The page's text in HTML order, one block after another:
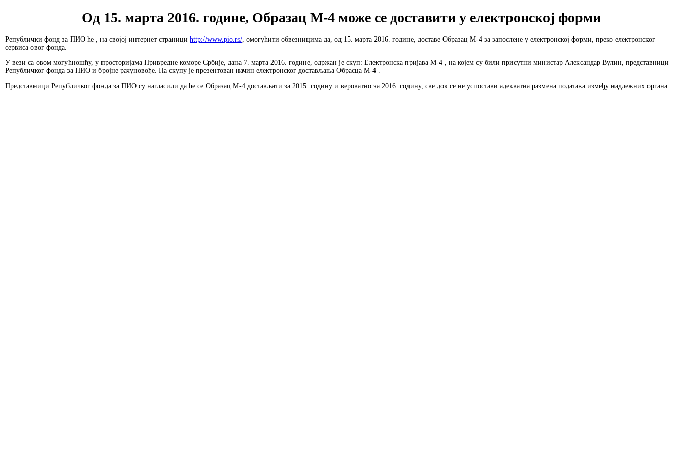
Од 15. марта 2016. године, Образац М-4 може се доставити у електронској форми
Републички фонд за ПИО ће , на својој интернет страници http://www.pio.rs/ , омогућити обвезницима да, од 15. марта 2016. године, доставе Образац М-4 за запослене у електронској форми, преко електронског
сервиса овог фонда.
У вези са овом могућношћу, у просторијама Привредне коморе Србије, дана 7. марта 2016. године, одржан је скуп: Електронска пријава М-4 , на којем су били присутни министар Александар Вулин, представници
Републичког фонда за ПИО и бројне рачуновође. На скупу је презентован начин електронског достављања Обрасца М-4 .
Представници Републичког фонда за ПИО су нагласили да ће се Образац М-4 достављати за 2015. годину и вероватно за 2016. годину, све док се не успостави адекватна размена података између надлежних органа.